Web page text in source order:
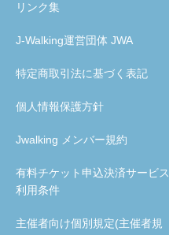
リンク集
J-Walking運営団体 JWA
特定商取引法に基づく表記
個人情報保護方針
Jwalking メンバー規約
有料チケット申込決済サービス
利用条件
主催者向け個別規定(主催者規